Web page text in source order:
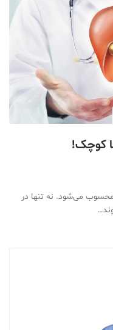
کوچک!
می‌شود. نه تنها در